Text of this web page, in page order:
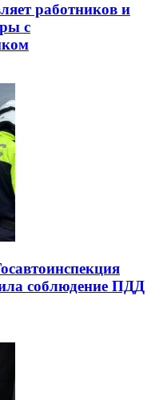
работников и
с
соблюдение ПДД